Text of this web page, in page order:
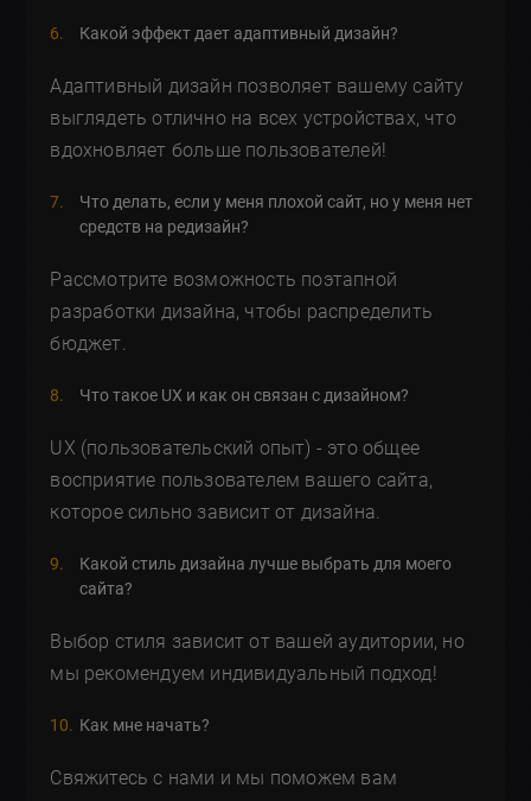
Какой эффект дает адаптивный дизайн?
Адаптивный дизайн позволяет вашему сайту
выглядеть отлично на всех устройствах, что
вдохновляет больше пользователей!
Что делать, если у меня плохой сайт, но у меня нет
средств на редизайн?
Рассмотрите возможность поэтапной
разработки дизайна, чтобы распределить
бюджет.
Что такое UX и как он связан с дизайном?
UX (пользовательский опыт) - это общее
восприятие пользователем вашего сайта,
которое сильно зависит от дизайна.
Какой стиль дизайна лучше выбрать для моего
сайта?
Выбор стиля зависит от вашей аудитории, но
мы рекомендуем индивидуальный подход!
Как мне начать?
Свяжитесь с нами и мы поможем вам